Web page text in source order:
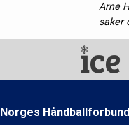
Arne
saker
Norges Håndballforbund